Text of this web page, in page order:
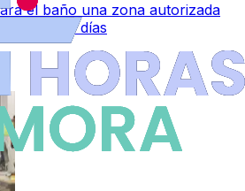
el baño una zona autorizada
próximos días